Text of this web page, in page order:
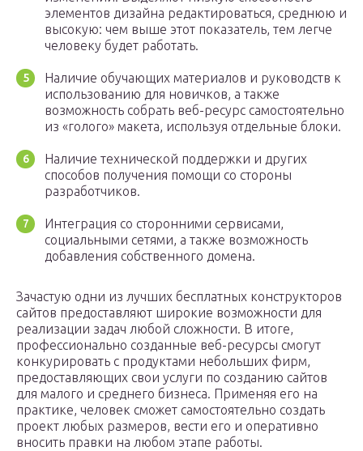
элементов дизайна редактироваться, среднюю и
высокую: чем выше этот показатель, тем легче
человеку будет работать.
Наличие обучающих материалов и руководств к
использованию для новичков, а также
возможность собрать веб-ресурс самостоятельно
из «голого» макета, используя отдельные блоки.
Наличие технической поддержки и других
способов получения помощи со стороны
разработчиков.
Интеграция со сторонними сервисами,
социальными сетями, а также возможность
добавления собственного домена.
Зачастую одни из лучших бесплатных конструкторов
сайтов предоставляют широкие возможности для
реализации задач любой сложности. В итоге,
профессионально созданные веб-ресурсы смогут
конкурировать с продуктами небольших фирм,
предоставляющих свои услуги по созданию сайтов
для малого и среднего бизнеса. Применяя его на
практике, человек сможет самостоятельно создать
проект любых размеров, вести его и оперативно
вносить правки на любом этапе работы.